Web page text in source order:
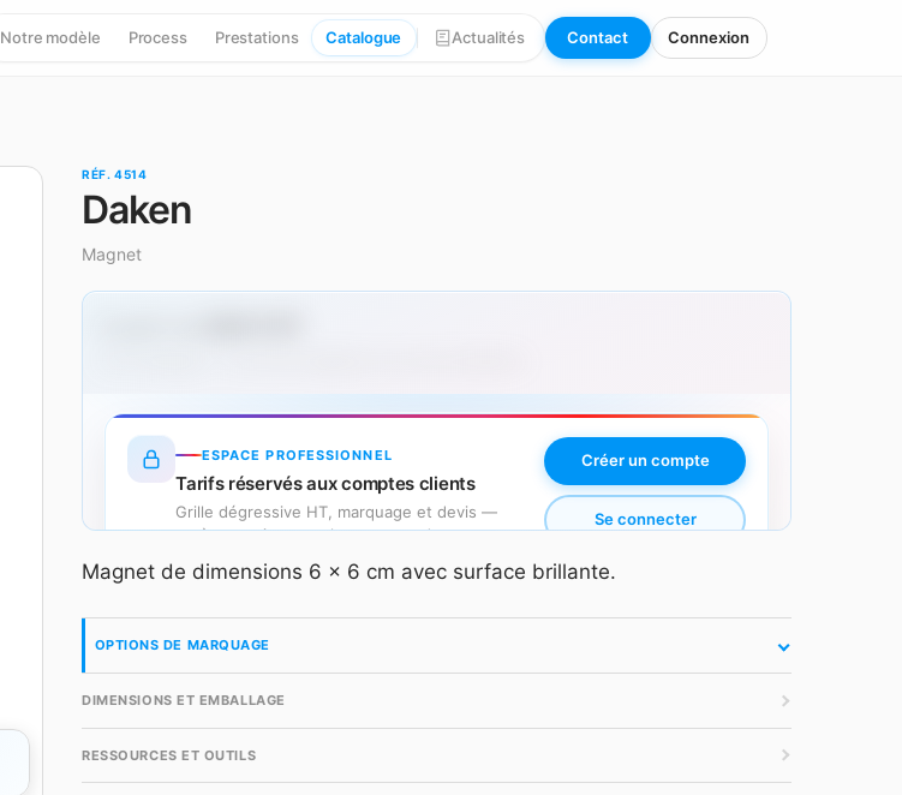
Notre modèle Process Prestations Catalogue Actualités Contact Connexion
RÉF. 4514
Daken
Magnet
ESPACE PROFESSIONNEL
Tarifs réservés aux comptes clients
Grille dégressive HT, marquage et devis —
accès gratuit en quelques secondes.
Créer un compte
Se connecter
Magnet de dimensions 6 x 6 cm avec surface brillante.
OPTIONS DE MARQUAGE
DIMENSIONS ET EMBALLAGE
RESSOURCES ET OUTILS